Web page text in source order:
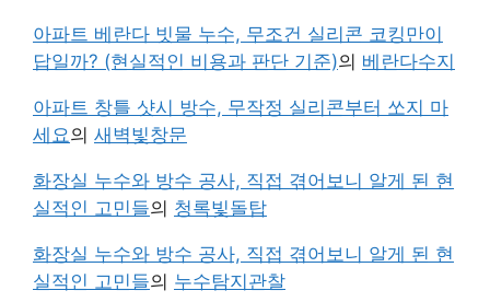
아파트 베란다 빗물 누수, 무조건 실리콘 코킹만이
답일까? (현실적인 비용과 판단 기준)의 베란다수지
아파트 창틀 샷시 방수, 무작정 실리콘부터 쏘지 마
세요의 새벽빛창문
화장실 누수와 방수 공사, 직접 겪어보니 알게 된 현
실적인 고민들의 청록빛돌탑
화장실 누수와 방수 공사, 직접 겪어보니 알게 된 현
실적인 고민들의 누수탐지관찰